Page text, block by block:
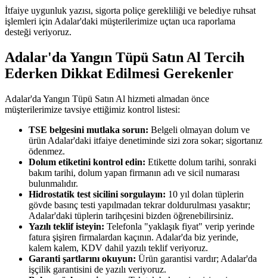
İtfaiye uygunluk yazısı, sigorta poliçe gerekliliği ve belediye ruhsat
işlemleri için Adalar'daki müşterilerimize uçtan uca raporlama
desteği veriyoruz.
Adalar'da Yangın Tüpü Satın Al Tercih
Ederken Dikkat Edilmesi Gerekenler
Adalar'da Yangın Tüpü Satın Al hizmeti almadan önce
müşterilerimize tavsiye ettiğimiz kontrol listesi:
TSE belgesini mutlaka sorun: Belgeli olmayan dolum ve
ürün Adalar'daki itfaiye denetiminde sizi zora sokar; sigortanız
ödenmez.
Dolum etiketini kontrol edin: Etikette dolum tarihi, sonraki
bakım tarihi, dolum yapan firmanın adı ve sicil numarası
bulunmalıdır.
Hidrostatik test sicilini sorgulayın: 10 yıl dolan tüplerin
gövde basınç testi yapılmadan tekrar doldurulması yasaktır;
Adalar'daki tüplerin tarihçesini bizden öğrenebilirsiniz.
Yazılı teklif isteyin: Telefonla "yaklaşık fiyat" verip yerinde
fatura şişiren firmalardan kaçının. Adalar'da biz yerinde,
kalem kalem, KDV dahil yazılı teklif veriyoruz.
Garanti şartlarını okuyun: Ürün garantisi vardır; Adalar'da
işçilik garantisini de yazılı veriyoruz.